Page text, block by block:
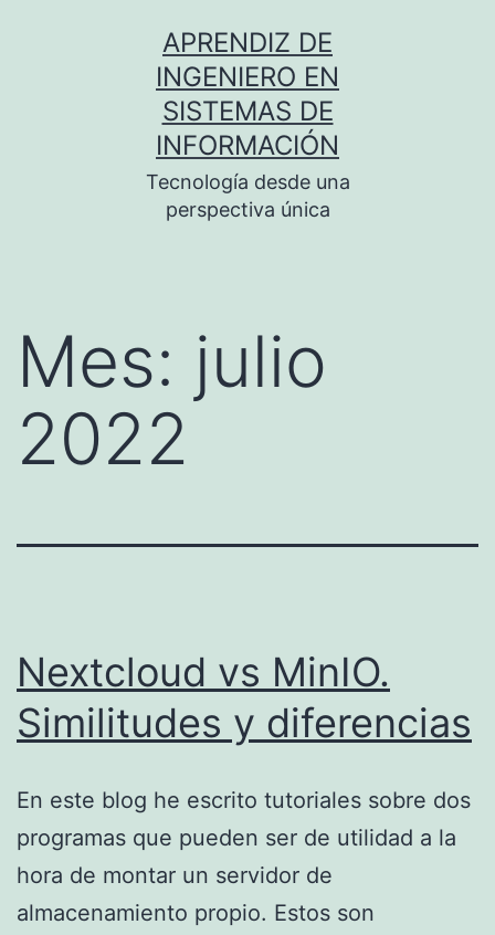
APRENDIZ DE
INGENIERO EN
SISTEMAS DE
INFORMACIÓN
Tecnología desde una
perspectiva única
Mes: julio
2022
Nextcloud vs MinIO.
Similitudes y diferencias
En este blog he escrito tutoriales sobre dos
programas que pueden ser de utilidad a la
hora de montar un servidor de
almacenamiento propio. Estos son